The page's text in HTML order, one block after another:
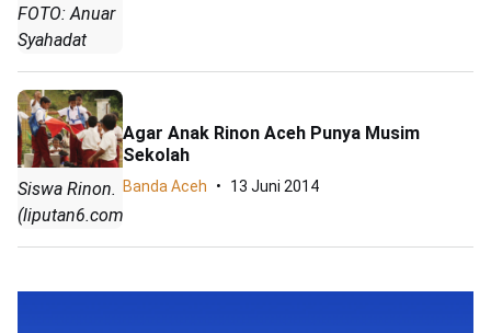
FOTO: Anuar
Syahadat
Siswa Rinon.
(liputan6.com)
Agar Anak Rinon Aceh Punya Musim
Sekolah
Banda Aceh 13 Juni 2014